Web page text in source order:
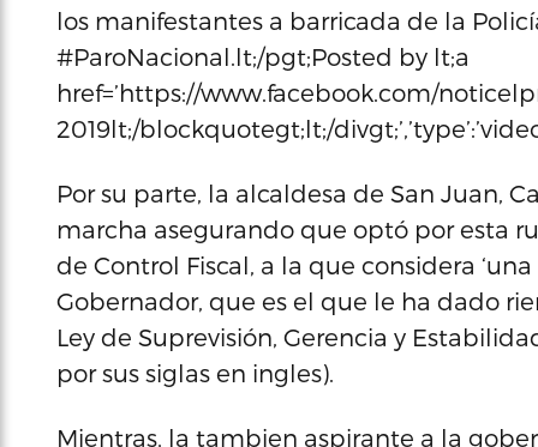
los manifestantes a barricada de la
#ParoNacional.lt;/pgt;Posted by lt;a
href=’https://www.facebook.com/
2019lt;/blockquotegt;lt;/
Por su parte, la alcaldesa de San Juan,
marcha asegurando que optó por esta
de Control Fiscal, a la que considera
Gobernador, que es el que le ha dado
Ley de Suprevisión, Gerencia y
por sus siglas en ingles).
Mientras, la tambien aspirante a la